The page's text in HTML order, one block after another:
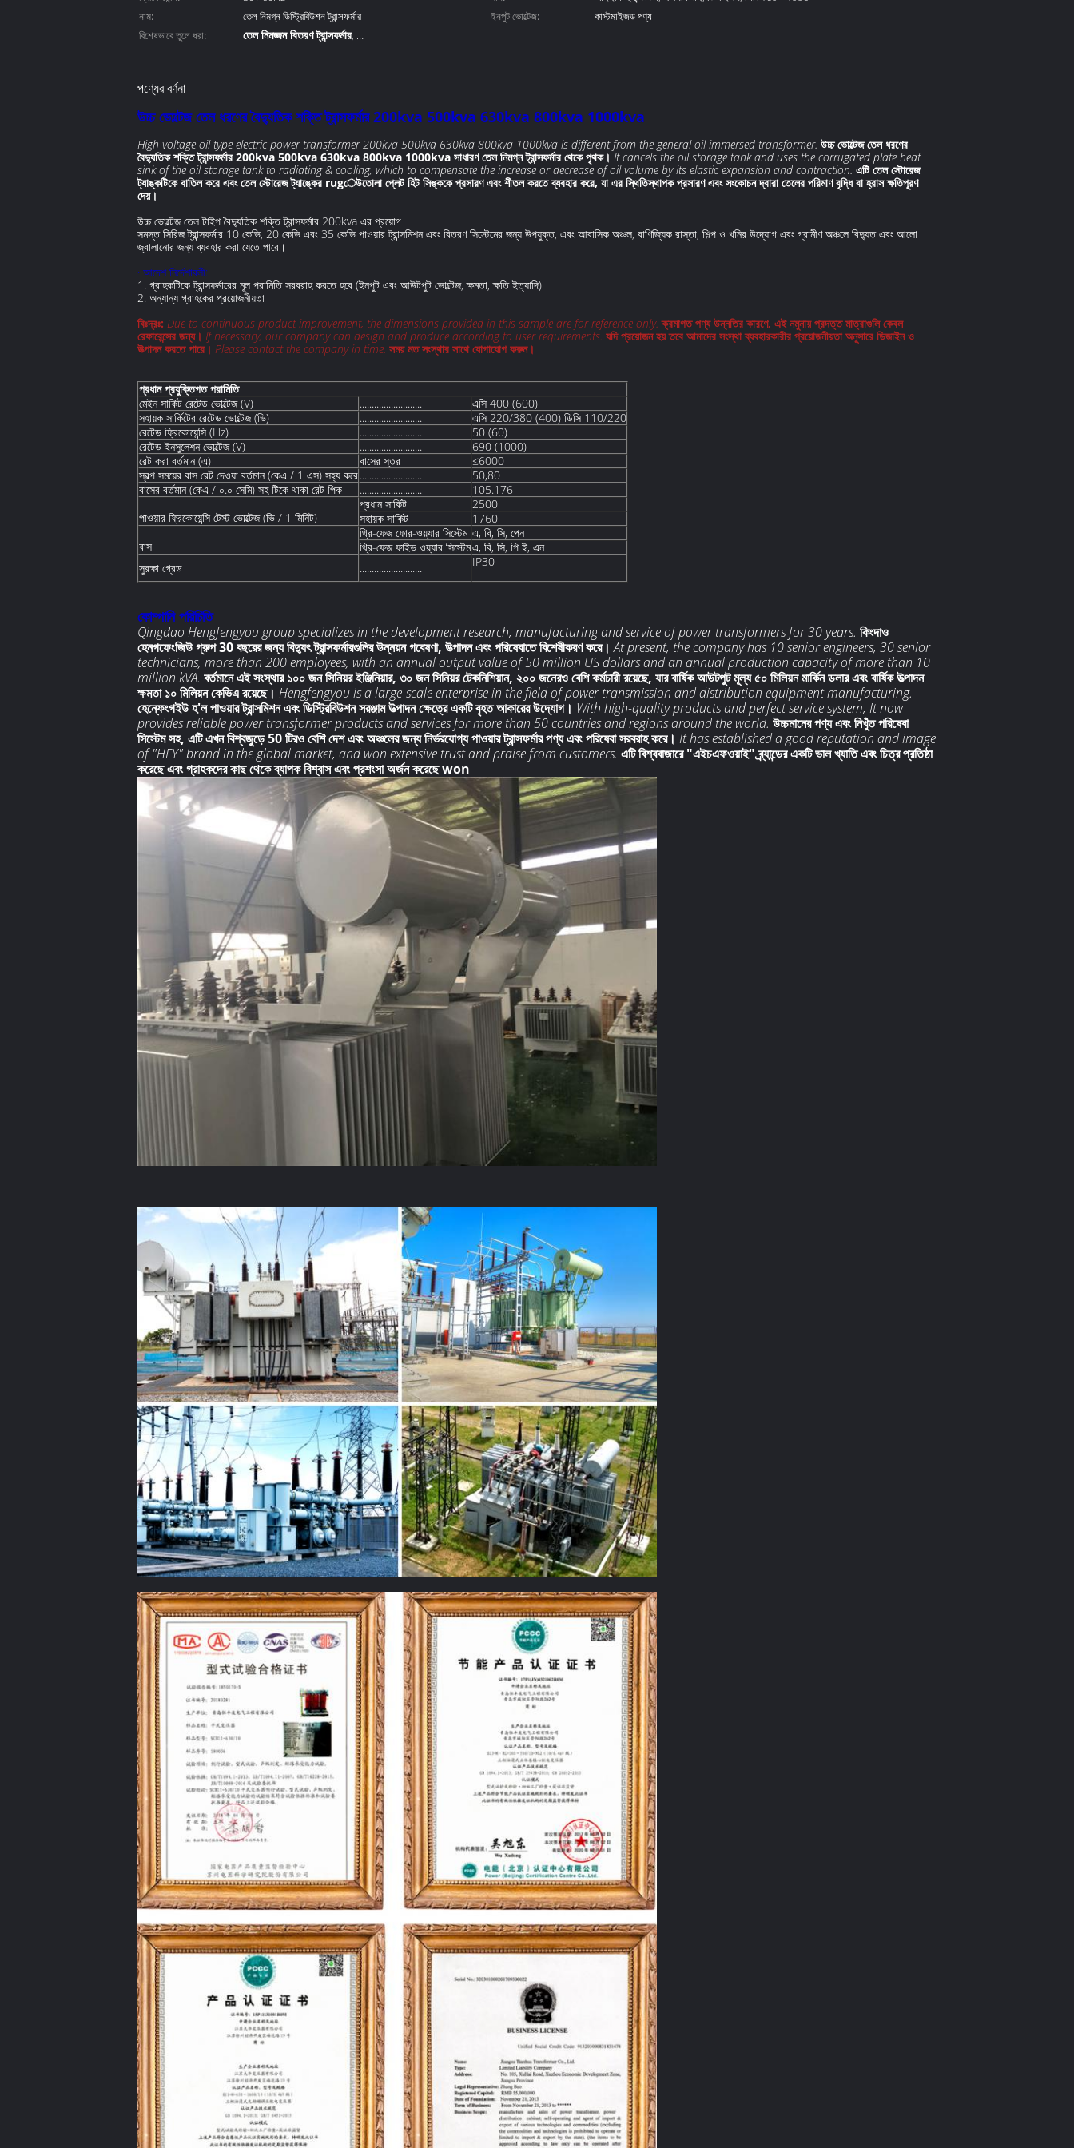
নাম:
তেল নিমগ্ন ডিস্ট্রিবিউশন ট্রান্সফর্মার ইনপুট ভোল্টেজ:
কাস্টমাইজড পণ্য
বিশেষভাবে তুলে ধরা:
তেল নিমজ্জন বিতরণ ট্রান্সফর্মার,
পণ্যের বর্ণনা
উচ্চ ভোল্টেজ তেল ধরণের বৈদ্যুতিক শক্তি ট্রান্সফর্মার 200kva 500kva 630kva 800kva 1000kva
High voltage oil type electric power transformer 200kva 500kva 630kva 800kva 1000kva is different from the general oil immersed transformer. উচ্চ ভোল্টেজ তেল ধরণের
বৈদ্যুতিক শক্তি ট্রান্সফর্মার 200kva 500kva 630kva 800kva 1000kva সাধারণ তেল নিমগ্ন ট্রান্সফর্মার থেকে পৃথক। It cancels the oil storage tank and uses the corrugated plate heat
sink of the oil storage tank to radiating & cooling, which to compensate the increase or decrease of oil volume by its elastic expansion and contraction. এটি তেল স্টোরেজ
ট্যাঙ্কটিকে বাতিল করে এবং তেল স্টোরেজ ট্যাঙ্কের rugেউতোলা প্লেট হিট সিঙ্ককে প্রসারণ এবং শীতল করতে ব্যবহার করে, যা এর স্থিতিস্থাপক প্রসারণ এবং সংকোচন দ্বারা তেলের পরিমাণ বৃদ্ধি বা হ্রাস ক্ষতিপূরণ
দেয়।
উচ্চ ভোল্টেজ তেল টাইপ বৈদ্যুতিক শক্তি ট্রান্সফর্মার 200kva এর প্রয়োগ
সমস্ত সিরিজ ট্রান্সফর্মার 10 কেভি, 20 কেভি এবং 35 কেভি পাওয়ার ট্রান্সমিশন এবং বিতরণ সিস্টেমের জন্য উপযুক্ত, এবং আবাসিক অঞ্চল, বাণিজ্যিক রাস্তা, শিল্প ও খনির উদ্যোগ এবং গ্রামীণ অঞ্চলে বিদ্যুত এবং আলো
জ্বালানোর জন্য ব্যবহার করা যেতে পারে।
· আদেশ নির্দেশাবলী:
1. গ্রাহকটিকে ট্রান্সফর্মারের মূল পরামিতি সরবরাহ করতে হবে (ইনপুট এবং আউটপুট ভোল্টেজ, ক্ষমতা, ক্ষতি ইত্যাদি)
2. অন্যান্য গ্রাহকের প্রয়োজনীয়তা
বিঃদ্রঃ: Due to continuous product improvement, the dimensions provided in this sample are for reference only. ক্রমাগত পণ্য উন্নতির কারণে, এই নমুনায় প্রদত্ত মাত্রাগুলি কেবল
রেফারেন্সের জন্য। If necessary, our company can design and produce according to user requirements. যদি প্রয়োজন হয় তবে আমাদের সংস্থা ব্যবহারকারীর প্রয়োজনীয়তা অনুসারে ডিজাইন ও
উত্পাদন করতে পারে। Please contact the company in time. সময় মত সংস্থার সাথে যোগাযোগ করুন।
প্রধান প্রযুক্তিগত পরামিতি
মেইন সার্কিট রেটেড ভোল্টেজ (V)
..........................
এসি 400 (600)
সহায়ক সার্কিটের রেটেড ভোল্টেজ (ভি)
..........................
এসি 220/380 (400) ডিসি 110/220
রেটেড ফ্রিকোয়েন্সি (Hz)
..........................
50 (60)
রেটেড ইনসুলেশন ভোল্টেজ (V)
..........................
690 (1000)
রেট করা বর্তমান (এ)
বাসের স্তর
≤6000
স্বল্প সময়ের বাস রেট দেওয়া বর্তমান (কেএ / 1 এস) সহ্য করে..........................
50,80
বাসের বর্তমান (কেএ / ০.০ সেমি) সহ টিকে থাকা রেট পিক
..........................
105.176
পাওয়ার ফ্রিকোয়েন্সি টেস্ট ভোল্টেজ (ভি / 1 মিনিট)
প্রধান সার্কিট
2500
সহায়ক সার্কিট
1760
বাস
থ্রি-ফেজ ফোর-ওয়্যার সিস্টেম এ, বি, সি, পেন
থ্রি-ফেজ ফাইভ ওয়্যার সিস্টেমএ, বি, সি, পি ই, এন
সুরক্ষা গ্রেড
.......................... IP30
কোম্পানি পরিচিতি
Qingdao Hengfengyou group specializes in the development research, manufacturing and service of power transformers for 30 years. কিংদাও
হেনগফেংজিউ গ্রুপ 30 বছরের জন্য বিদ্যুৎ ট্রান্সফর্মারগুলির উন্নয়ন গবেষণা, উত্পাদন এবং পরিষেবাতে বিশেষীকরণ করে। At present, the company has 10 senior engineers, 30 senior
technicians, more than 200 employees, with an annual output value of 50 million US dollars and an annual production capacity of more than 10
million kVA. বর্তমানে এই সংস্থার ১০০ জন সিনিয়র ইঞ্জিনিয়ার, ৩০ জন সিনিয়র টেকনিশিয়ান, ২০০ জনেরও বেশি কর্মচারী রয়েছে, যার বার্ষিক আউটপুট মূল্য ৫০ মিলিয়ন মার্কিন ডলার এবং বার্ষিক উত্পাদন
ক্ষমতা ১০ মিলিয়ন কেভিএ রয়েছে। Hengfengyou is a large-scale enterprise in the field of power transmission and distribution equipment manufacturing.
হেন্ফেংগইউ হ'ল পাওয়ার ট্রান্সমিশন এবং ডিস্ট্রিবিউশন সরঞ্জাম উত্পাদন ক্ষেত্রে একটি বৃহত আকারের উদ্যোগ। With high-quality products and perfect service system, It now
provides reliable power transformer products and services for more than 50 countries and regions around the world. উচ্চমানের পণ্য এবং নিখুঁত পরিষেবা
সিস্টেম সহ, এটি এখন বিশ্বজুড়ে 50 টিরও বেশি দেশ এবং অঞ্চলের জন্য নির্ভরযোগ্য পাওয়ার ট্রান্সফর্মার পণ্য এবং পরিষেবা সরবরাহ করে। It has established a good reputation and image
of "HFY" brand in the global market, and won extensive trust and praise from customers. এটি বিশ্ববাজারে "এইচএফওয়াই" ব্র্যান্ডের একটি ভাল খ্যাতি এবং চিত্র প্রতিষ্ঠা
করেছে এবং গ্রাহকদের কাছ থেকে ব্যাপক বিশ্বাস এবং প্রশংসা অর্জন করেছে won